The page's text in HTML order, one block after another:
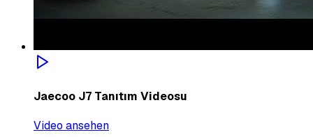
Jaecoo J7 Tanıtım Videosu
Video ansehen